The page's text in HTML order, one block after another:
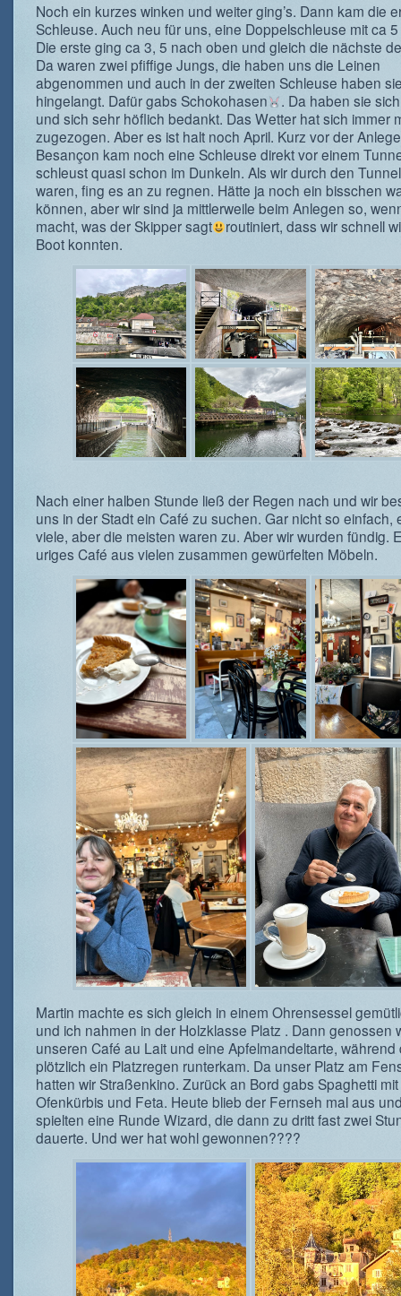
Noch ein kurzes winken und weiter ging’s. Dann kam die
Schleuse. Auch neu für uns, eine Doppelschleuse mit ca
Die erste ging ca 3, 5 nach oben und gleich die nächste
Da waren zwei pfiffige Jungs, die haben uns die Leinen
abgenommen und auch in der zweiten Schleuse haben
hingelangt. Dafür gabs Schokohasen
. Da haben sie
und sich sehr höflich bedankt. Das Wetter hat sich immer
zugezogen. Aber es ist halt noch April. Kurz vor der
Besançon kam noch eine Schleuse direkt vor einem
schleust quasi schon im Dunkeln. Als wir durch den
waren, fing es an zu regnen. Hätte ja noch ein bisschen
können, aber wir sind ja mittlerweile beim Anlegen so,
macht, was der Skipper sagt
routiniert, dass wir schnell
Boot konnten.
Nach einer halben Stunde ließ der Regen nach und wir
uns in der Stadt ein Café zu suchen. Gar nicht so einfach,
viele, aber die meisten waren zu. Aber wir wurden fündig.
uriges Café aus vielen zusammen gewürfelten Möbeln.
Martin machte es sich gleich in einem Ohrensessel
und ich nahmen in der Holzklasse Platz . Dann genossen
unseren Café au Lait und eine Apfelmandeltarte,
plötzlich ein Platzregen runterkam. Da unser Platz am
hatten wir Straßenkino. Zurück an Bord gabs Spaghetti mit
Ofenkürbis und Feta. Heute blieb der Fernseh mal aus
spielten eine Runde Wizard, die dann zu dritt fast zwei
dauerte. Und wer hat wohl gewonnen????